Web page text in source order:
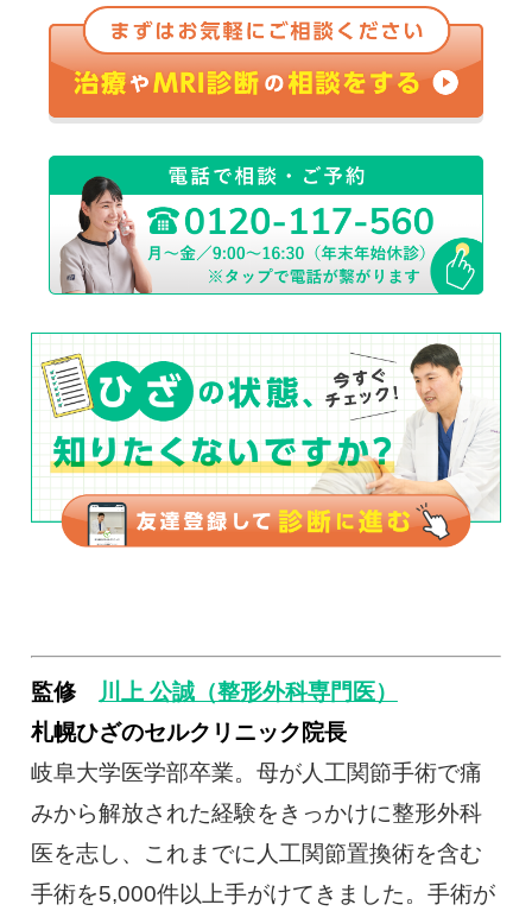
監修
川上 公誠（整形外科専門医）
札幌ひざのセルクリニック院長
岐阜大学医学部卒業。母が人工関節手術で痛
みから解放された経験をきっかけに整形外科
医を志し、これまでに人工関節置換術を含む
手術を5,000件以上手がけてきました。手術が